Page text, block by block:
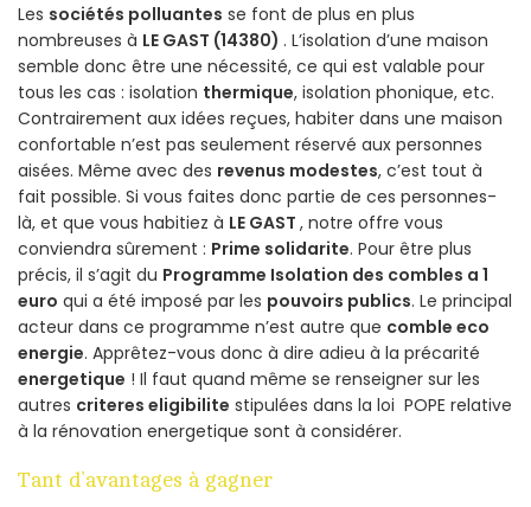
Les sociétés polluantes se font de plus en plus
nombreuses à LE GAST (14380) . L’isolation d’une maison
semble donc être une nécessité, ce qui est valable pour
tous les cas : isolation thermique, isolation phonique, etc.
Contrairement aux idées reçues, habiter dans une maison
confortable n’est pas seulement réservé aux personnes
aisées. Même avec des revenus modestes, c’est tout à
fait possible. Si vous faites donc partie de ces personnes-
là, et que vous habitiez à LE GAST , notre offre vous
conviendra sûrement : Prime solidarite. Pour être plus
précis, il s’agit du Programme Isolation des combles a 1
euro qui a été imposé par les pouvoirs publics. Le principal
acteur dans ce programme n’est autre que comble eco
energie. Apprêtez-vous donc à dire adieu à la précarité
energetique ! Il faut quand même se renseigner sur les
autres criteres eligibilite stipulées dans la loi POPE relative
à la rénovation energetique sont à considérer.
Tant d’avantages à gagner